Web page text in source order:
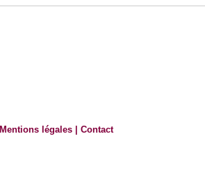
Mentions légales |Contact